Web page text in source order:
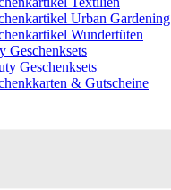
Urban Gardening
Wundertüten
Geschenksets
Geschenksets
& Gutscheine